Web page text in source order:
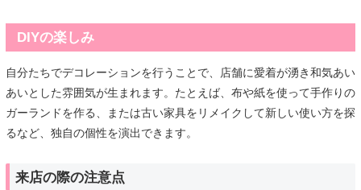
DIYの楽しみ
自分たちでデコレーションを行うことで、店舗に愛着が湧き和気あい
あいとした雰囲気が生まれます。たとえば、布や紙を使って手作りの
ガーランドを作る、または古い家具をリメイクして新しい使い方を探
るなど、独自の個性を演出できます。
来店の際の注意点